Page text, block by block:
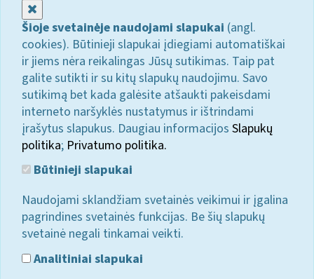
Šioje svetainėje naudojami slapukai (angl.
cookies). Būtinieji slapukai įdiegiami automatiškai
ir jiems nėra reikalingas Jūsų sutikimas. Taip pat
galite sutikti ir su kitų slapukų naudojimu. Savo
sutikimą bet kada galėsite atšaukti pakeisdami
interneto naršyklės nustatymus ir ištrindami
įrašytus slapukus. Daugiau informacijos Slapukų
politika; Privatumo politika.
Būtinieji slapukai
Naudojami sklandžiam svetainės veikimui ir įgalina
pagrindines svetainės funkcijas. Be šių slapukų
svetainė negali tinkamai veikti.
Analitiniai slapukai